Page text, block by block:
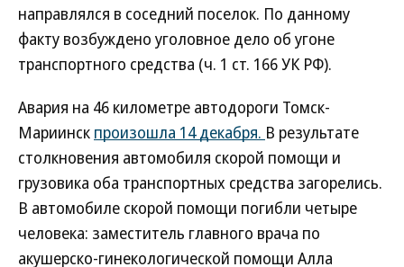
направлялся в соседний поселок. По данному
факту возбуждено уголовное дело об угоне
транспортного средства (ч. 1 ст. 166 УК РФ).
Авария на 46 километре автодороги Томск-
Мариинск произошла 14 декабря. В результате
столкновения автомобиля скорой помощи и
грузовика оба транспортных средства загорелись.
В автомобиле скорой помощи погибли четыре
человека: заместитель главного врача по
акушерско-гинекологической помощи Алла